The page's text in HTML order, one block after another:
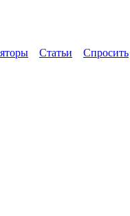
Статьи Спросить